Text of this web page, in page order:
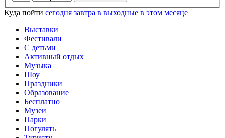
Куда пойти сегодня завтра в выходные в этом месяце
Выставки
Фестивали
С детьми
Активный отдых
Музыка
Шоу
Праздники
Образование
Бесплатно
Музеи
Парки
Погулять